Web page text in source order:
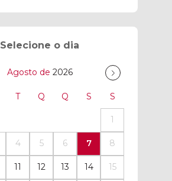
Selecione o dia
Agosto de 2026
T Q Q S S
1
4 5 6 7 8
11 12 13 14 15